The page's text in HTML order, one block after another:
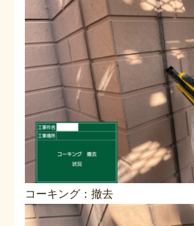
コーキング：撤去